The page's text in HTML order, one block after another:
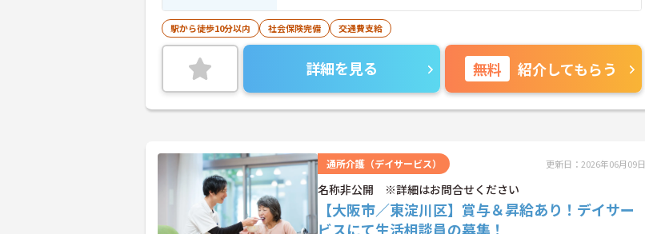
駅から徒歩10分以内 社会保険完備 交通費支給
詳細を見る 無料 紹介してもらう
通所介護（デイサービス） 更新日：2026年06月09日
名称非公開 ※詳細はお問合せください
【大阪市／東淀川区】賞与＆昇給あり！デイサー
ビスにて生活相談員の募集！